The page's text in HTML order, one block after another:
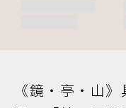
《鏡・亭・山